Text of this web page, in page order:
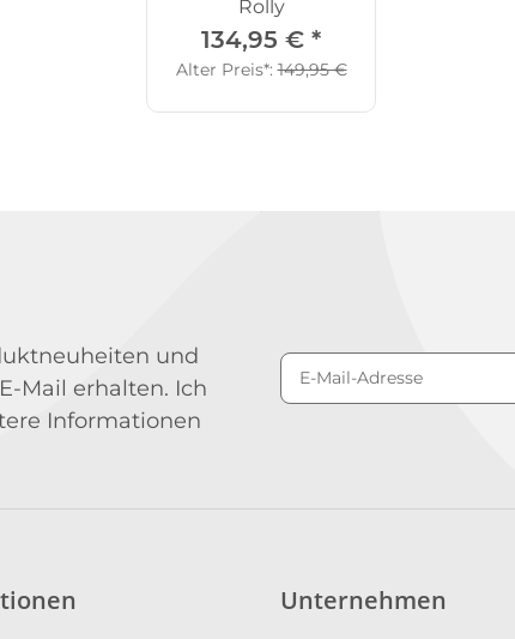
Rolly
134,95 € *
Alter Preis*:149,95 €
und
Mail erhalten. Ich
Informationen
Unternehmen